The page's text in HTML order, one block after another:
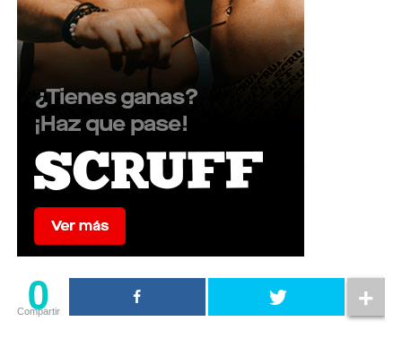
0
Compartir